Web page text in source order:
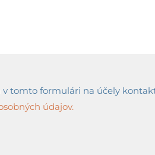
formulári na účely
údajov.